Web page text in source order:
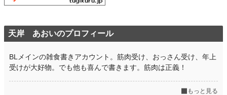
天岸 あおいのプロフィール
BLメインの雑食書きアカウント。筋肉受け、おっさん受け、年上
受けが大好物。でも他も喜んで書きます。筋肉は正義！
もっと見る